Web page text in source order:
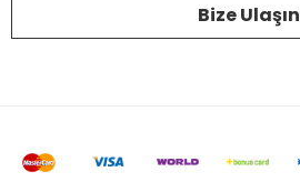
Bize Ulaşın